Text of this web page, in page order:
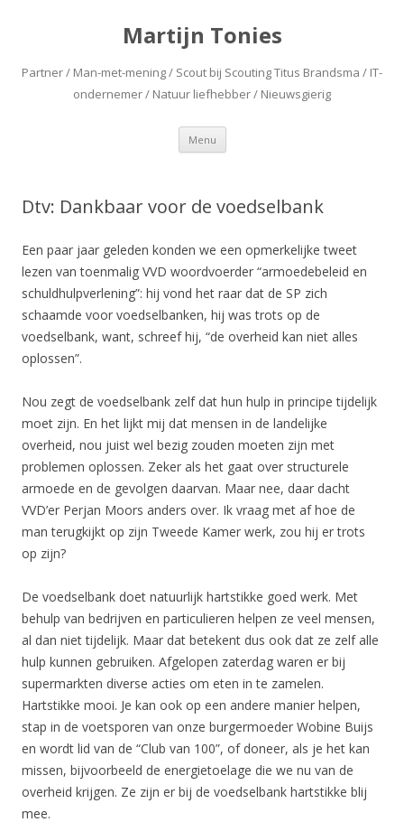
Martijn Tonies
Partner / Man-met-mening / Scout bij Scouting Titus Brandsma / IT-
ondernemer / Natuur liefhebber / Nieuwsgierig
Menu Spring naar de inhoud
Dtv: Dankbaar voor de voedselbank
Een paar jaar geleden konden we een opmerkelijke tweet
lezen van toenmalig VVD woordvoerder “armoedebeleid en
schuldhulpverlening”: hij vond het raar dat de SP zich
schaamde voor voedselbanken, hij was trots op de
voedselbank, want, schreef hij, “de overheid kan niet alles
oplossen”.
Nou zegt de voedselbank zelf dat hun hulp in principe tijdelijk
moet zijn. En het lijkt mij dat mensen in de landelijke
overheid, nou juist wel bezig zouden moeten zijn met
problemen oplossen. Zeker als het gaat over structurele
armoede en de gevolgen daarvan. Maar nee, daar dacht
VVD’er Perjan Moors anders over. Ik vraag met af hoe de
man terugkijkt op zijn Tweede Kamer werk, zou hij er trots
op zijn?
De voedselbank doet natuurlijk hartstikke goed werk. Met
behulp van bedrijven en particulieren helpen ze veel mensen,
al dan niet tijdelijk. Maar dat betekent dus ook dat ze zelf alle
hulp kunnen gebruiken. Afgelopen zaterdag waren er bij
supermarkten diverse acties om eten in te zamelen.
Hartstikke mooi. Je kan ook op een andere manier helpen,
stap in de voetsporen van onze burgermoeder Wobine Buijs
en wordt lid van de “Club van 100”, of doneer, als je het kan
missen, bijvoorbeeld de energietoelage die we nu van de
overheid krijgen. Ze zijn er bij de voedselbank hartstikke blij
mee.